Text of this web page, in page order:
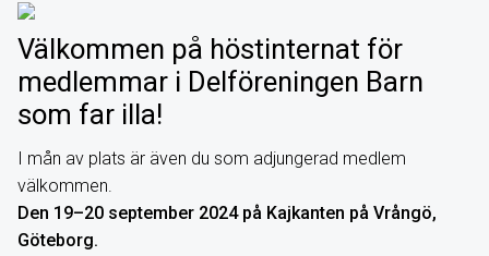
Välkommen på höstinternat för
medlemmar i Delföreningen Barn
som far illa!
I mån av plats är även du som adjungerad medlem
välkommen.
Den 19–20 september 2024 på Kajkanten på Vrångö,
Göteborg.